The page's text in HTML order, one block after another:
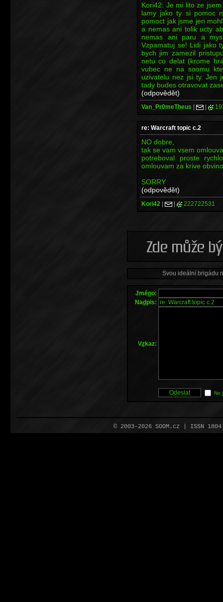
Kori42: Je mi lito ze
lamy jako ty si pomoc
pomoct jak jsme jen
a nemas ani tolik ucty
nemas ani paru a
Vzpamatuj se! Lidi jako
bych jim zamezil
netu co delat (krome
vubec ne na soomu
uzivatelu nez jsi ty. Jen
tady budes otravovat
(odpovědět)
Van_Pr0meTheus | |
re: Warcraft topic c.2
NO dobre,
tak se vam vsem
potreboval proste
omlouvam za krive
SORRY
(odpovědět)
Kori42 | | 222722531
Svou ideální brigádu
Jméno:
Nadpis:
Vzkaz:
No
© 2003–2026 SOOM.cz | ISSN